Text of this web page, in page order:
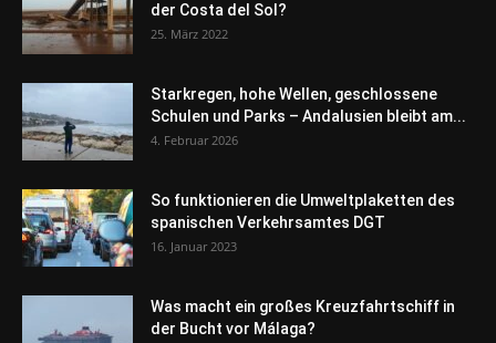
der Costa del Sol?
25. März 2022
Starkregen, hohe Wellen, geschlossene
Schulen und Parks – Andalusien bleibt am...
4. Februar 2026
So funktionieren die Umweltplaketten des
spanischen Verkehrsamtes DGT
16. Januar 2023
Was macht ein großes Kreuzfahrtschiff in
der Bucht vor Málaga?